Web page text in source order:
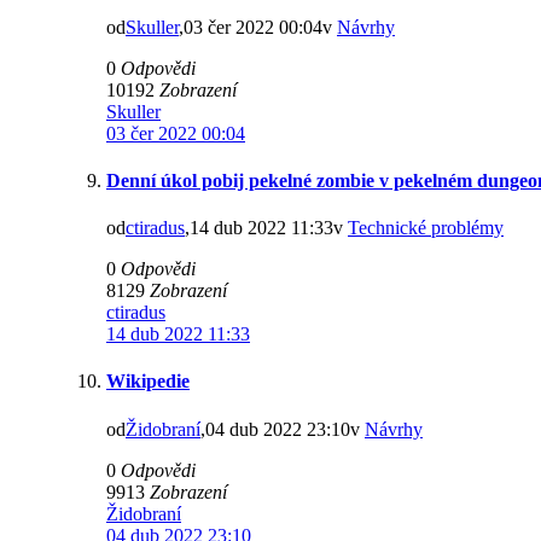
odSkuller,03 čer 2022 00:04v Návrhy
0 Odpovědi
10192 Zobrazení
Skuller
03 čer 2022 00:04
Denní úkol pobij pekelné zombie v pekelném
odctiradus,14 dub 2022 11:33v Technické problémy
0 Odpovědi
8129 Zobrazení
ctiradus
14 dub 2022 11:33
Wikipedie
odŽidobraní,04 dub 2022 23:10v Návrhy
0 Odpovědi
9913 Zobrazení
Židobraní
04 dub 2022 23:10